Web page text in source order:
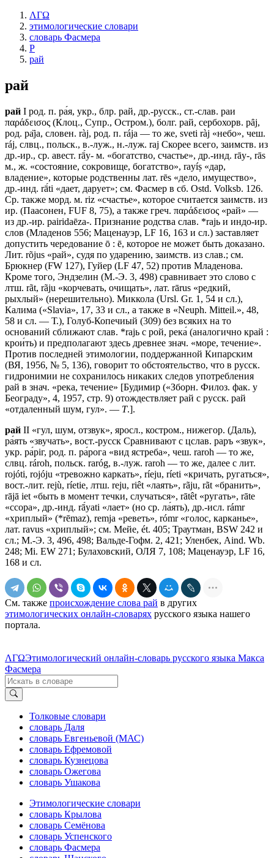
ΛΓΩ
этимологические словари
словарь Фасмера
Р
рай
рай
рай I род. п. ра́я, укр., блр. рай, др.-русск., ст.-слав. раи
παράδεισος (Клоц., Супр., Остром.), болг. рай, сербохорв. рȃj,
род. ра̏jа, словен. ràj, род. п. rájа — то же, sveti ràj «небо», чеш.
ráj, слвц., польск., в.-луж., н.-луж. raj Скорее всего, заимств. из
др.-ир., ср. авест. rā́у- м. «богатство, счастье», др.-инд. rāу-, rās
м., ж. «состояние, сокровище, богатство», rayíṣ «дар,
владение», которые родственны лат. rēs «дело, имущество»,
др.-инд. rā́ti «дает, дарует»; см. Фасмер в сб. Ostd. Volksb. 126.
Ср. также морд. м. riz «счастье», которое считается заимств. из
ир. (Паасонен, FUF 8, 75), а также греч. παράδεισος «рай» —
из др.-ир. pairidaēza-. Признание родства слав. *rajь и индо-ир.
слов (Младенов 556; Маценауэр, LF 16, 163 и сл.) заставляет
допустить чередование ō : ē, которое не может быть доказано.
Лит. rõjus «рай», судя по ударению, заимств. из слав.; см.
Брюкнер (FW 127), Гуйер (LF 47, 52) против Младенова.
Кроме того, Эндзелин (М.-Э. 3, 498) сравнивает это слово с
лтш. rãt, rãju «корчевать, очищать», лат. rārus «редкий,
рыхлый» (нерешительно). Миккола (Ursl. Gr. 1, 54 и сл.),
Калима («Slavia», 17, 33 и сл., а также в «Neuph. Мitteil.», 48,
58 и сл. — Т.), Голуб-Копечиый (309) без всяких на то
оснований сближают слав. *rajь с рой, река́ (аналогично край :
крои́ть) и предполагают здесь древнее знач. «море, течение».
Против последней этимологии, поддержанной Кипарским
(ВЯ, 1956, № 5, 136), говорит то обстоятельство, что в русск.
гидронимии не сохранилось никаких следов употребления
рай в знач. «река, течение» [Будимир («Зборн. Филоз. фак. у
Београду», 4, 1957, стр. 9) отождествляет рай с русск. рай
«отдаленный шум, гул». — Т.].
рай II «гул, шум, отзвук», яросл., костром., нижегор. (Даль),
ра́ять «звучать», вост.-русск Сравнивают с цслав. раръ «звук»,
укр. ра́рiг, род. п. ра́рога «вид ястреба», чеш. rаrоh — то же,
слвц. rároh, польск. raróg, в.-луж. rаrоh — то же, далее с лит.
rojóti, rojóju «тревожно каркать», ríeju, ríeti «кричать, ругаться»,
вост.-лит. rejù, ríetie, лтш. reju, riêt «лаять», rãju, rãt «бранить»,
rājā iеt «быть в момент течки, случаться», rātêt «ругать», rātе
«ссора», др.-инд. rā́yati «лает» (но ср. ла́ять), др.-исл. rámr
«хриплый» (*rēmaz), remja «реветь», rómr «голос, карканье»,
лат. ravus «хриплый»; см. Мейе, ét. 405; Траутман, ВSW 242 и
сл.; М.-Э. 3, 496, 498; Вальде-Гофм. 2, 421; Уленбек, Aind. Wb.
248; Мi. ЕW 271; Булаховский, ОЛЯ 7, 108; Маценауэр, LF 16,
168 и сл.
См. также происхождение слова рай в других
этимологических онлайн-словарях русского языка нашего
портала.
ΛΓΩЭтимологический онлайн-словарь русского языка Макса
Фасмера
Толковые словари
словарь Даля
словарь Евгеньевой (МАС)
словарь Ефремовой
словарь Кузнецова
словарь Ожегова
словарь Ушакова
Этимологические словари
словарь Крылова
словарь Семёнова
словарь Успенского
словарь Фасмера